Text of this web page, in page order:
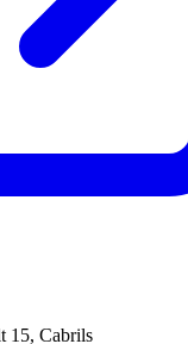
15, Cabrils